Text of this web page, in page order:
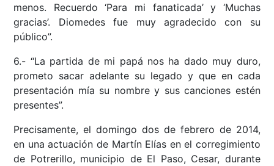
menos. Recuerdo ‘Para mi fanaticada’ y ‘Muchas
gracias’. Diomedes fue muy agradecido con su
público”.
6.- “La partida de mi papá nos ha dado muy duro,
prometo sacar adelante su legado y que en cada
presentación mía su nombre y sus canciones estén
presentes”.
Precisamente, el domingo dos de febrero de 2014,
en una actuación de Martín Elías en el corregimiento
de Potrerillo, municipio de El Paso, Cesar, durante